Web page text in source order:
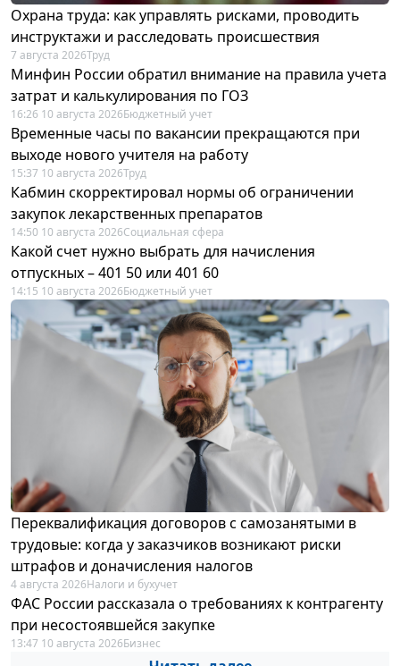
Охрана труда: как управлять рисками, проводить
инструктажи и расследовать происшествия
7 августа 2026Труд
Минфин России обратил внимание на правила учета
затрат и калькулирования по ГОЗ
16:26 10 августа 2026Бюджетный учет
Временные часы по вакансии прекращаются при
выходе нового учителя на работу
15:37 10 августа 2026Труд
Кабмин скорректировал нормы об ограничении
закупок лекарственных препаратов
14:50 10 августа 2026Социальная сфера
Какой счет нужно выбрать для начисления
отпускных – 401 50 или 401 60
14:15 10 августа 2026Бюджетный учет
Переквалификация договоров с самозанятыми в
трудовые: когда у заказчиков возникают риски
штрафов и доначисления налогов
4 августа 2026Налоги и бухучет
ФАС России рассказала о требованиях к контрагенту
при несостоявшейся закупке
13:47 10 августа 2026Бизнес